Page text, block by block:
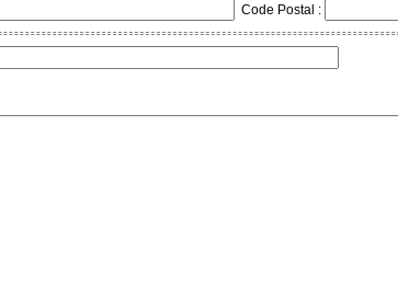
Code Postal :